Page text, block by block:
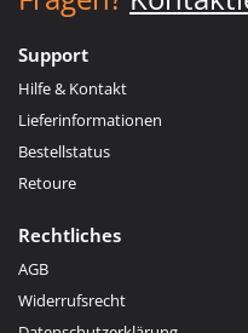
Support
Hilfe & Kontakt
Lieferinformationen
Bestellstatus
Retoure
Rechtliches
AGB
Widerrufsrecht